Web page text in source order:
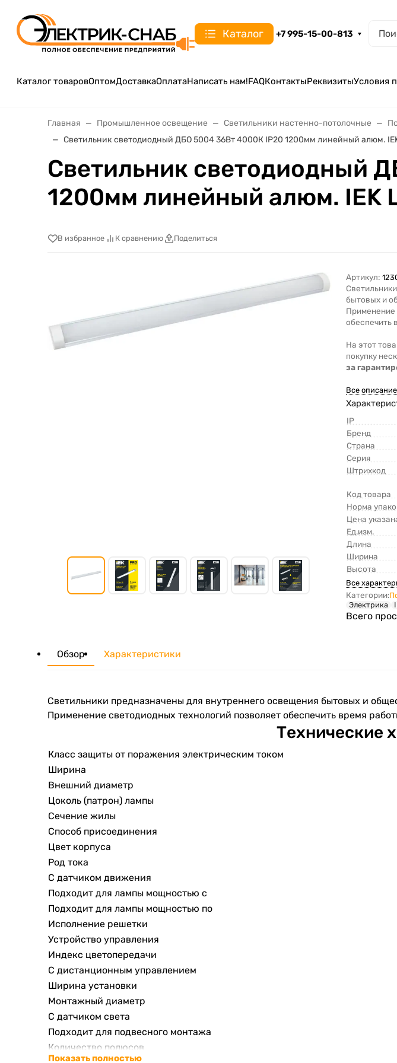
Каталог +7 995-15-00-813
Каталог товаровОптомДоставкаОплатаНаписать нам!FAQКонтактыРеквизитыУсловия
Главная Промышленное освещение Светильники настенно-потолочные
Светильник светодиодный ДБО 5004 36Вт 4000К IP20 1200мм линейный алюм.
Светильник светодиодный
1200мм линейный алюм.
В избранное К сравнению Поделиться
Артикул:
бытовых и
Применение
обеспечить
На этот
покупку
за
Все описание
IP
Бренд
Страна
Серия
Штрихкод
Код товара
Норма
Цена
Ед.изм.
Длина
Ширина
Высота
Все
Категории:
Электрика
Всего
Обзор Характеристики
Светильники предназначены для внутреннего освещения бытовых и
Применение светодиодных технологий позволяет обеспечить время
Технические
Класс защиты от поражения электрическим током
Ширина
Внешний диаметр
Цоколь (патрон) лампы
Сечение жилы
Способ присоединения
Цвет корпуса
Род тока
С датчиком движения
Подходит для лампы мощностью с
Подходит для лампы мощностью по
Исполнение решетки
Устройство управления
Индекс цветопередачи
С дистанционным управлением
Ширина установки
Монтажный диаметр
С датчиком света
Подходит для подвесного монтажа
Количество полюсов
Показать полностью